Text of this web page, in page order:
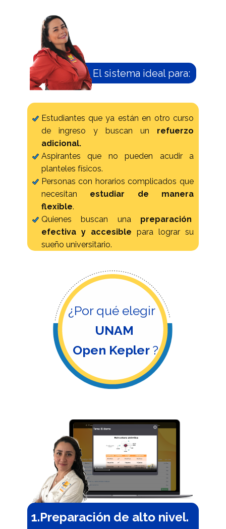
El sistema ideal para:
Estudiantes que ya están en otro curso
de ingreso y buscan un refuerzo
adicional.
Aspirantes que no pueden acudir a
planteles físicos.
Personas con horarios complicados que
necesitan estudiar de manera
flexible.
Quienes buscan una preparación
efectiva y accesible para lograr su
sueño universitario.
¿Por qu​é elegir
UNAM
Open Kepler ?
1.Preparación de alto nivel.